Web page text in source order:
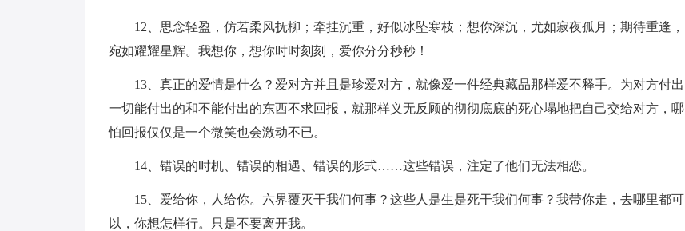
12、思念轻盈，仿若柔风抚柳；牵挂沉重，好似冰坠寒枝；想你深沉，尤如寂夜孤月；期待重逢，
宛如耀耀星辉。我想你，想你时时刻刻，爱你分分秒秒！
13、真正的爱情是什么？爱对方并且是珍爱对方，就像爱一件经典藏品那样爱不释手。为对方付出
一切能付出的和不能付出的东西不求回报，就那样义无反顾的彻彻底底的死心塌地把自己交给对方，哪
怕回报仅仅是一个微笑也会激动不已。
14、错误的时机、错误的相遇、错误的形式……这些错误，注定了他们无法相恋。
15、爱给你，人给你。六界覆灭干我们何事？这些人是生是死干我们何事？我带你走，去哪里都可
以，你想怎样行。只是不要离开我。